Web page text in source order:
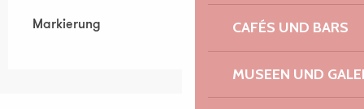
CAFÉS UND BARS
MUSEEN UND
Markierung